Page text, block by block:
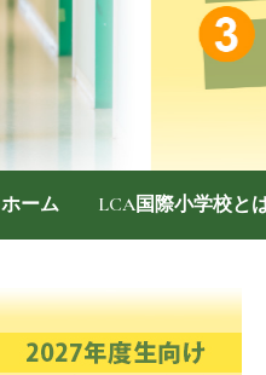
ホーム LCA国際小学校と